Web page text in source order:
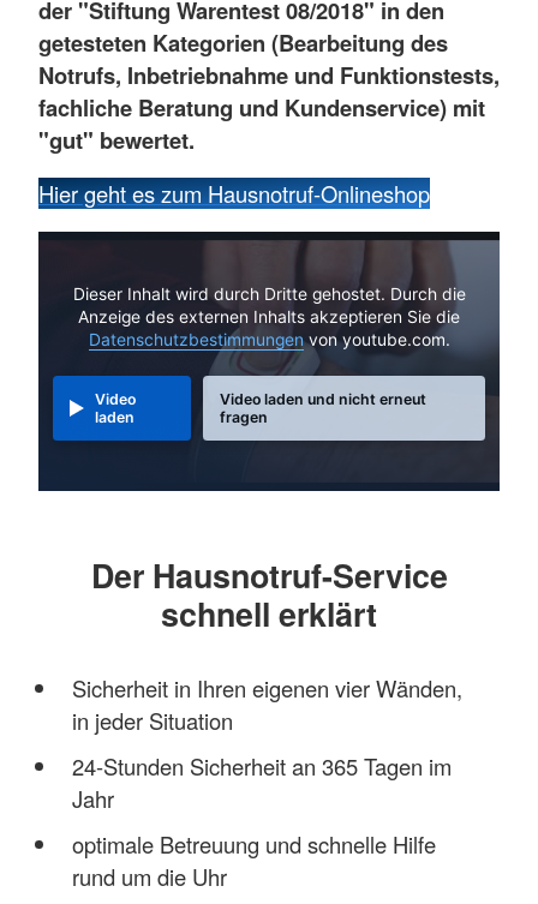
der "Stiftung Warentest 08/2018" in den
getesteten Kategorien (Bearbeitung des
Notrufs, Inbetriebnahme und Funktionstests,
fachliche Beratung und Kundenservice) mit
"gut" bewertet.
Hier geht es zum Hausnotruf-Onlineshop
Dieser Inhalt wird durch Dritte gehostet. Durch die
Anzeige des externen Inhalts akzeptieren Sie die
Datenschutzbestimmungenvon youtube.com.
Video
laden
Video laden und nicht erneut
fragen
Der Hausnotruf-Service
schnell erklärt
Sicherheit in Ihren eigenen vier Wänden,
in jeder Situation
24-Stunden Sicherheit an 365 Tagen im
Jahr
optimale Betreuung und schnelle Hilfe
rund um die Uhr